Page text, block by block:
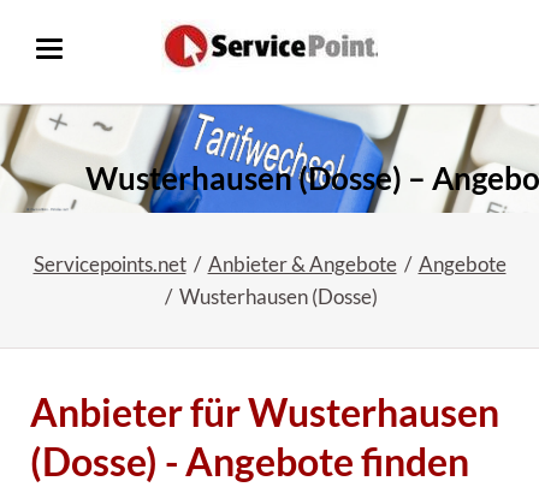
Wusterhausen (Dosse) –
Servicepoints.net Anbieter & Angebote
Angebote
Wusterhausen (Dosse)
Anbieter für Wusterhausen
(Dosse) - Angebote finden